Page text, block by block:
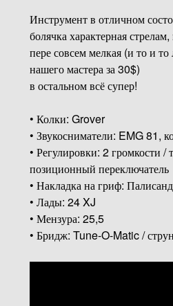
Инструмент в отличном
болячка характерная
пере совсем мелкая (и то и то
нашего мастера за 30$)
в остальном всё супер!
• Колки: Grover
• Звукосниматели: EMG 81,
• Регулировки: 2 громкости /
позиционный переключатель
• Накладка на гриф:
• Лады: 24 XJ
• Мензура: 25,5
• Бридж: Tune-O-Matic /